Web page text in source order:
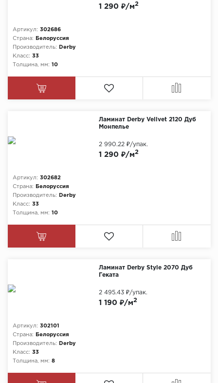
Артикул: 302686
Страна:
Белоруссия
Производитель:
Derby
Класс: 33
Толщина, мм: 10
1 290 ₽/м2
Ламинат Derby Vellvet 2120 Дуб
Монпелье
Артикул: 302682
Страна:
Белоруссия
Производитель:
Derby
Класс: 33
Толщина, мм: 10
1 290 ₽/м2
2 990.22 ₽/упак.
Ламинат Derby Style 2070 Дуб
Геката
Артикул: 302101
Страна:
Белоруссия
Производитель:
Derby
Класс: 33
Толщина, мм: 8
1 190 ₽/м2
2 495.43 ₽/упак.